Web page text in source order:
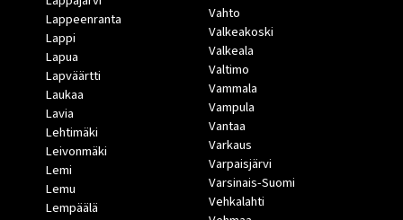
Lappeenranta
Lappi
Lapua
Lapväärtti
Laukaa
Lavia
Lehtimäki
Leivonmäki
Lemi
Lemu
Lempäälä
Vahto
Valkeakoski
Valkeala
Valtimo
Vammala
Vampula
Vantaa
Varkaus
Varpaisjärvi
Varsinais-Suomi
Vehkalahti